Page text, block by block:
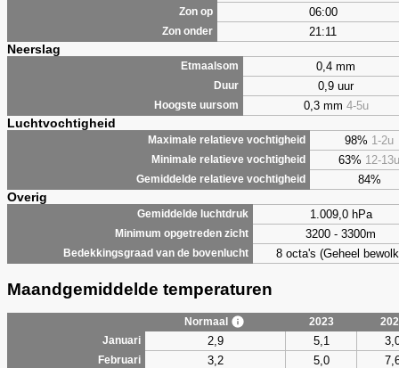
Zon op 06:00
Zon onder 21:11
Neerslag
Etmaalsom 0,4 mm
Duur 0,9 uur
Hoogste uursom 0,3 mm 4-5u
Luchtvochtigheid
Maximale relatieve vochtigheid 98% 1-2u
Minimale relatieve vochtigheid 63% 12-13u
Gemiddelde relatieve vochtigheid 84%
Overig
Gemiddelde luchtdruk 1.009,0 hPa
Minimum opgetreden zicht 3200 - 3300m
Bedekkingsgraad van de bovenlucht 8 octa's (Geheel
Maandgemiddelde temperaturen
Normaal 2023
Januari
2,9 5,1
Februari 3,2 5,0